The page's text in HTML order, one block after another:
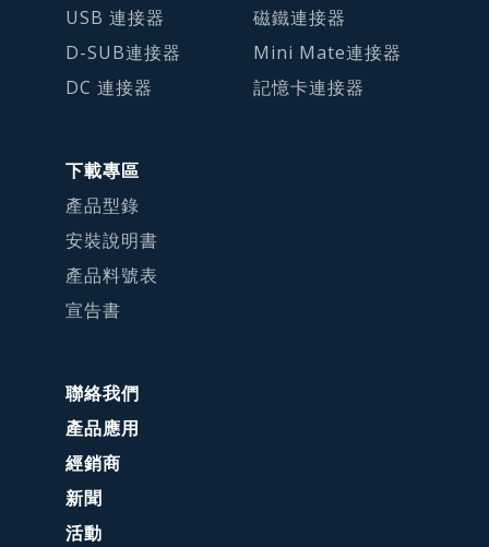
USB 連接器
D-SUB連接器
DC 連接器
磁鐵連接器
Mini Mate連接器
記憶卡連接器
下載專區
產品型錄
安裝說明書
產品料號表
宣告書
聯絡我們
產品應用
經銷商
新聞
活動